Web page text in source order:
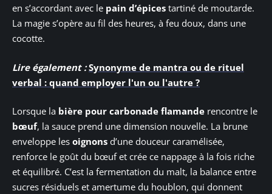
en s’accordant avec le pain d’épices tartiné de moutarde.
La magie s’opère au fil des heures, à feu doux, dans une
cocotte.
Lire également : Synonyme de mantra ou de rituel
verbal : quand employer l'un ou l'autre ?
Lorsque la bière pour carbonade flamande rencontre le
bœuf, la sauce prend une dimension nouvelle. La brune
enveloppe les oignons d’une douceur caramélisée,
renforce le goût du bœuf et crée ce nappage à la fois riche
et équilibré. C’est la fermentation du malt, la balance entre
sucres résiduels et amertume du houblon, qui donnent